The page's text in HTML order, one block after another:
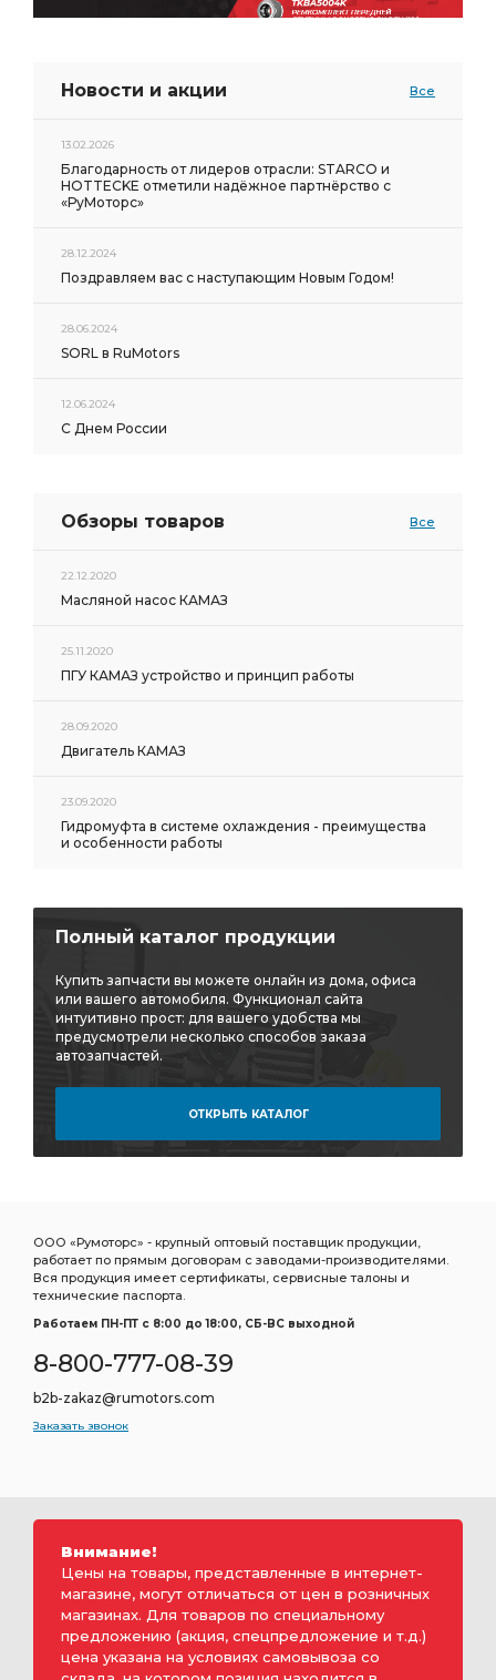
Новости и акции Все
13.02.2026
Благодарность от лидеров отрасли: STARCO и
HOTTECKE отметили надёжное партнёрство с
«РуМоторс»
28.12.2024
Поздравляем вас с наступающим Новым Годом!
28.06.2024
SORL в RuMotors
12.06.2024
С Днем России
Обзоры товаров Все
22.12.2020
Масляной насос КАМАЗ
25.11.2020
ПГУ КАМАЗ устройство и принцип работы
28.09.2020
Двигатель КАМАЗ
23.09.2020
Гидромуфта в системе охлаждения - преимущества
и особенности работы
Полный каталог продукции
Купить запчасти вы можете онлайн из дома, офиса
или вашего автомобиля. Функционал сайта
интуитивно прост: для вашего удобства мы
предусмотрели несколько способов заказа
автозапчастей.
ОТКРЫТЬ КАТАЛОГ
ООО «Румоторс» - крупный оптовый поставщик продукции,
работает по прямым договорам с заводами-производителями.
Вся продукция имеет сертификаты, сервисные талоны и
технические паспорта.
Работаем ПН-ПТ c 8:00 до 18:00, СБ-ВС выходной
8-800-777-08-39
b2b-zakaz@rumotors.com
Заказать звонок
Внимание!
Цены на товары, представленные в интернет-
магазине, могут отличаться от цен в розничных
магазинах. Для товаров по специальному
предложению (акция, спецпредложение и т.д.)
цена указана на условиях самовывоза со